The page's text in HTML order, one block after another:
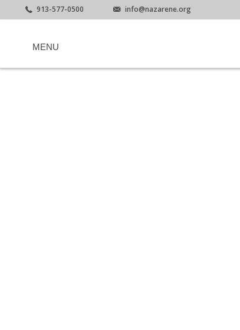
913-577-0500 info@nazarene.org
MENU